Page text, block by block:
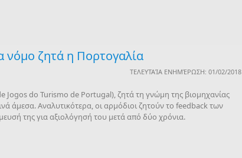
νόμο ζητά η Πορτογαλία
ΤΕΛΕΥΤΑΊΑ ΕΝΗΜΈΡΩΣΗ: 01/02/2018
Jogos do Turismo de Portugal), ζητά τη γνώμη της βιομηχανίας
άμεσα. Αναλυτικότερα, οι αρμόδιοι ζητούν το feedback των
της για αξιολόγησή του μετά από δύο χρόνια.